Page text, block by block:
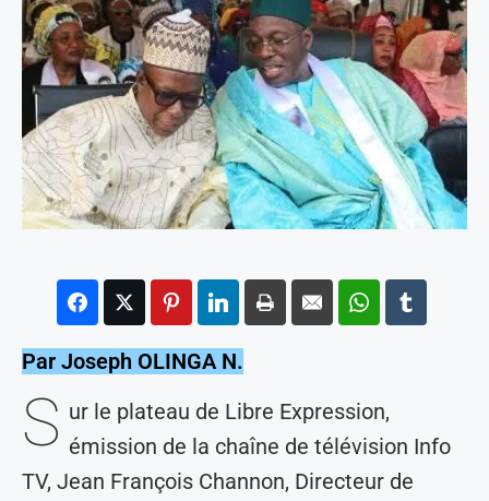
Par Joseph OLINGA N.
S ur le plateau de Libre Expression,
émission de la chaîne de télévision Info
TV, Jean François Channon, Directeur de